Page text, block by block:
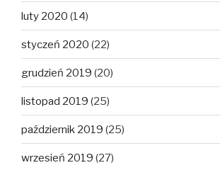
luty 2020 (14)
styczeń 2020 (22)
grudzień 2019 (20)
listopad 2019 (25)
październik 2019 (25)
wrzesień 2019 (27)